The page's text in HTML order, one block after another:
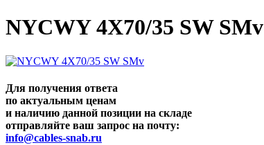
NYCWY 4X70/35 SW SMv
Для получения ответа
по актуальным ценам
и наличию данной позиции на складе
отправляйте ваш запрос на почту:
info@cables-snab.ru